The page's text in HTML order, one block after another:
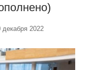
декабря 2022